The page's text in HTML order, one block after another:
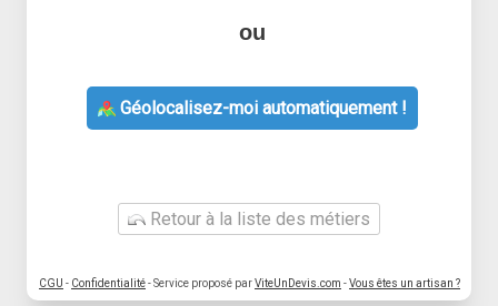
ou
Géolocalisez-moi automatiquement !
Retour à la liste des métiers
CGU - Confidentialité- Service proposé parViteUnDevis.com -Vous êtes un artisan ?